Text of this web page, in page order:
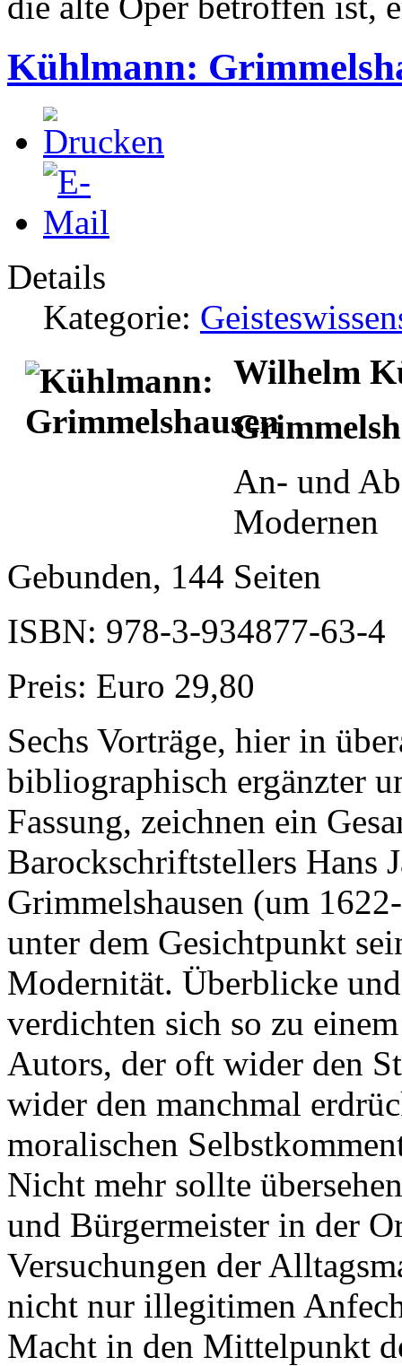
Kühlmann:
Details
Kategorie:
Wilhelm
An- und
Modernen
Gebunden, 144 Seiten
ISBN: 978-3-934877-63-4
Preis: Euro 29,80
Sechs Vorträge, hier in
bibliographisch ergänzter
Fassung, zeichnen ein
Barockschriftstellers Hans
Grimmelshausen (um
unter dem Gesichtpunkt
Modernität. Überblicke
verdichten sich so zu
Autors, der oft wider den
wider den manchmal
moralischen
Nicht mehr sollte
und Bürgermeister in der
Versuchungen der
nicht nur illegitimen
Macht in den Mittelpunkt